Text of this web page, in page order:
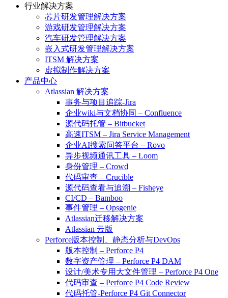
行业解决方案
芯片研发管理解决方案
游戏研发管理解决方案
汽车研发管理解决方案
嵌入式研发管理解决方案
ITSM 解决方案
虚拟制作解决方案
产品中心
Atlassian 解决方案
事务与项目追踪-Jira
企业wiki与文档协同 – Confluence
源代码托管 – Bitbucket
高速ITSM – Jira Service Management
企业AI搜索问答平台 – Rovo
异步视频通讯工具 – Loom
身份管理 – Crowd
代码审查 – Crucible
源代码查看与追溯 – Fisheye
CI/CD – Bamboo
事件管理 – Opsgenie
Atlassian迁移解决方案
Atlassian 云版
Perforce版本控制、静态分析与DevOps
版本控制 – Perforce P4
数字资产管理 – Perforce P4 DAM
设计/美术专用大文件管理 – Perforce P4 One
代码审查 – Perforce P4 Code Review
代码托管-Perforce P4 Git Connector